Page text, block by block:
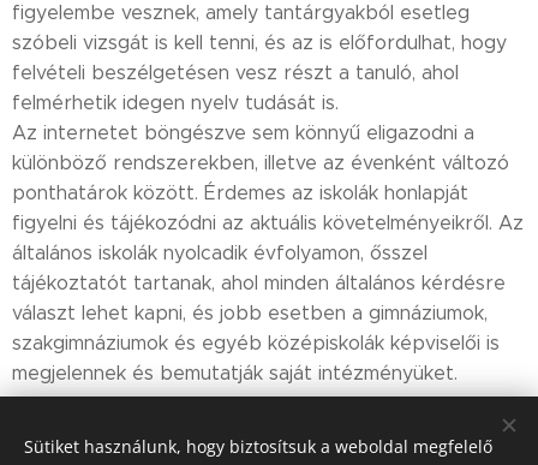
figyelembe vesznek, amely tantárgyakból esetleg
szóbeli vizsgát is kell tenni, és az is előfordulhat, hogy
felvételi beszélgetésen vesz részt a tanuló, ahol
felmérhetik idegen nyelv tudását is.
Az internetet böngészve sem könnyű eligazodni a
különböző rendszerekben, illetve az évenként változó
ponthatárok között. Érdemes az iskolák honlapját
figyelni és tájékozódni az aktuális követelményeikről. Az
általános iskolák nyolcadik évfolyamon, ősszel
tájékoztatót tartanak, ahol minden általános kérdésre
választ lehet kapni, és jobb esetben a gimnáziumok,
szakgimnáziumok és egyéb középiskolák képviselői is
megjelennek és bemutatják saját intézményüket.
Sütiket használunk, hogy biztosítsuk a weboldal megfelelő